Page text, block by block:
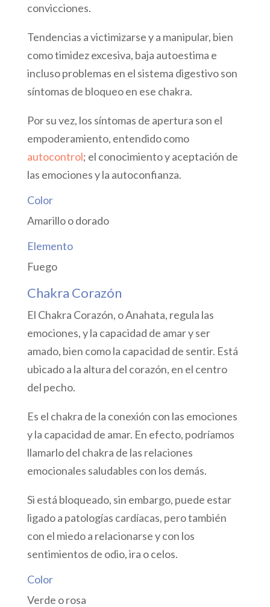
convicciones.
Tendencias a victimizarse y a manipular, bien
como timidez excesiva, baja autoestima e
incluso problemas en el sistema digestivo son
síntomas de bloqueo en ese chakra.
Por su vez, los síntomas de apertura son el
empoderamiento, entendido como
autocontrol; el conocimiento y aceptación de
las emociones y la autoconfianza.
Color
Amarillo o dorado
Elemento
Fuego
Chakra Corazón
El Chakra Corazón, o Anahata, regula las
emociones, y la capacidad de amar y ser
amado, bien como la capacidad de sentir. Está
ubicado a la altura del corazón, en el centro
del pecho.
Es el chakra de la conexión con las emociones
y la capacidad de amar. En efecto, podríamos
llamarlo del chakra de las relaciones
emocionales saludables con los demás.
Si está bloqueado, sin embargo, puede estar
ligado a patologías cardíacas, pero también
con el miedo a relacionarse y con los
sentimientos de odio, ira o celos.
Color
Verde o rosa